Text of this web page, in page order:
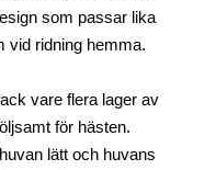
som passar lika
vid ridning hemma.
vare flera lager av
för hästen.
lätt och huvans